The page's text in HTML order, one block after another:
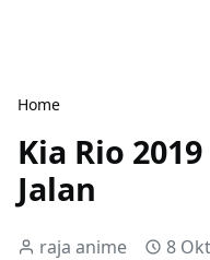
Home
Kia Rio
Jalan
raja anime 8